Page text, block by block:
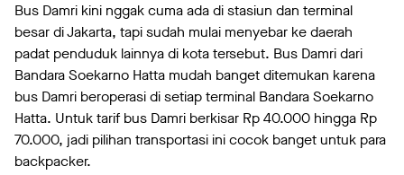
Bus Damri kini nggak cuma ada di stasiun dan terminal
besar di Jakarta, tapi sudah mulai menyebar ke daerah
padat penduduk lainnya di kota tersebut. Bus Damri dari
Bandara Soekarno Hatta mudah banget ditemukan karena
bus Damri beroperasi di setiap terminal Bandara Soekarno
Hatta. Untuk tarif bus Damri berkisar Rp 40.000 hingga Rp
70.000, jadi pilihan transportasi ini cocok banget untuk para
backpacker.